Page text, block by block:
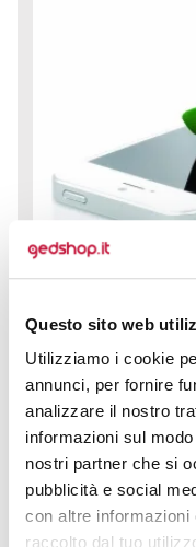
Questo sito web
Utilizziamo i cookie
annunci, per fornire
analizzare il nostro
informazioni sul
nostri partner che si
pubblicità e social
con altre informazioni
raccolto dal tuo
Pulisci Schermo
desidera mantenere
smartphone, tablet o